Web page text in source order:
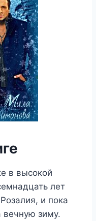
в высокой
лет
и пока
вечную зиму.